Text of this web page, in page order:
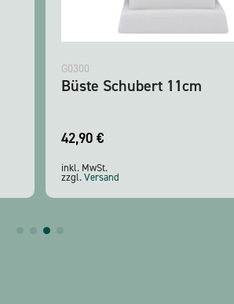
G0300
Büste Schubert 11cm
42,90 €
inkl. MwSt.
zzgl.Versand